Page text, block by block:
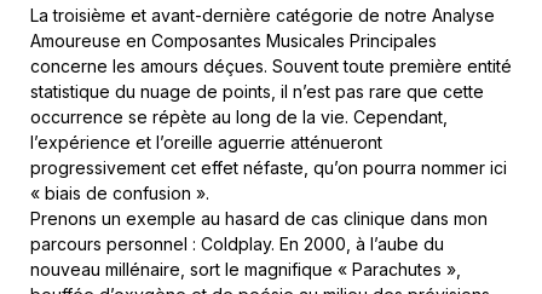
La troisième et avant-dernière catégorie de notre Analyse
Amoureuse en Composantes Musicales Principales
concerne les amours déçues. Souvent toute première entité
statistique du nuage de points, il n’est pas rare que cette
occurrence se répète au long de la vie. Cependant,
l’expérience et l’oreille aguerrie atténueront
progressivement cet effet néfaste, qu’on pourra nommer ici
« biais de confusion ».
Prenons un exemple au hasard de cas clinique dans mon
parcours personnel : Coldplay. En 2000, à l’aube du
nouveau millénaire, sort le magnifique « Parachutes »,